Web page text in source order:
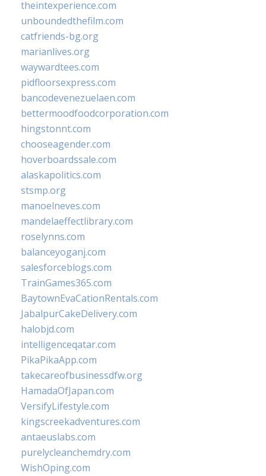
theintexperience.com
unboundedthefilm.com
catfriends-bg.org
marianlives.org
waywardtees.com
pidfloorsexpress.com
bancodevenezuelaen.com
bettermoodfoodcorporation.com
hingstonnt.com
chooseagender.com
hoverboardssale.com
alaskapolitics.com
stsmp.org
manoelneves.com
mandelaeffectlibrary.com
roselynns.com
balanceyoganj.com
salesforceblogs.com
TrainGames365.com
BaytownEvaCationRentals.com
JabalpurCakeDelivery.com
halobjd.com
intelligenceqatar.com
PikaPikaApp.com
takecareofbusinessdfw.org
HamadaOfJapan.com
VersifyLifestyle.com
kingscreekadventures.com
antaeuslabs.com
purelycleanchemdry.com
WishOping.com